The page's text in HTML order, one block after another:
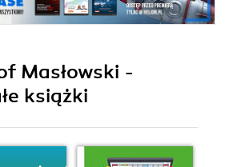
Masłowski -
książki